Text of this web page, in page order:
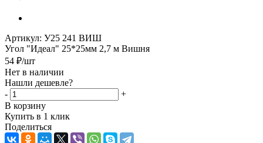
Артикул: У25 241 ВИШ
Угол "Идеал" 25*25мм 2,7 м Вишня
54 ₽/шт
Нет в наличии
Нашли дешевле?
-
+
В корзину
Купить в 1 клик
Поделиться